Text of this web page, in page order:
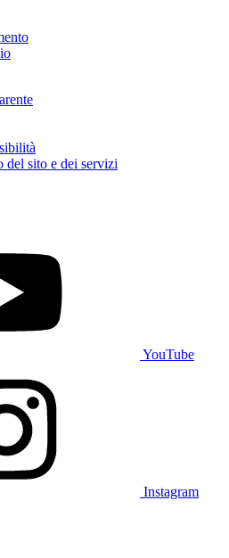
del sito e dei servizi
YouTube
Instagram